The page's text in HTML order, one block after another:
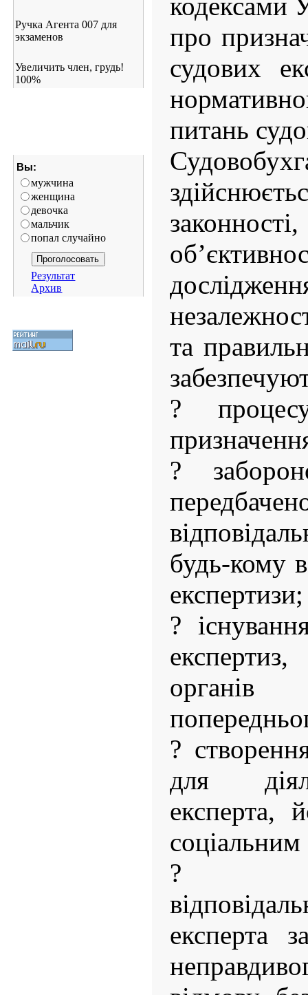
Ручка Агента 007 для
экзаменов
Увеличить член, грудь!
100%
Вы:
мужчина
женщина
девочка
мальчик
попал случайно
Результат
Архив
кодексами
про
судових
питань
та
?
?
будь-кому
експертизи;
?
?
для
експерта,
?
експерта